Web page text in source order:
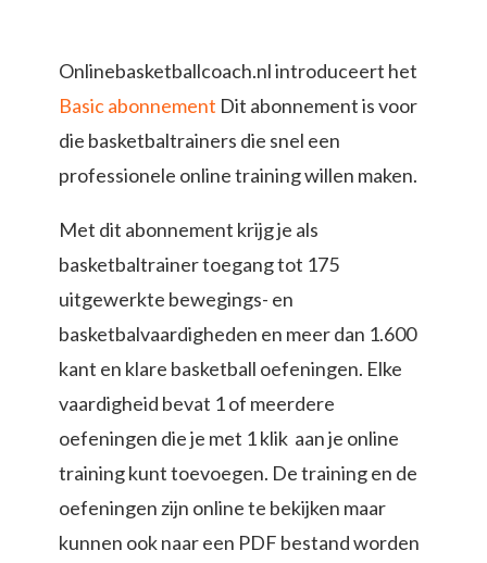
Onlinebasketballcoach.nl introduceert het
Basic abonnement Dit abonnement is voor
die basketbaltrainers die snel een
professionele online training willen maken.
Met dit abonnement krijg je als
basketbaltrainer toegang tot 175
uitgewerkte bewegings- en
basketbalvaardigheden en meer dan 1.600
kant en klare basketball oefeningen. Elke
vaardigheid bevat 1 of meerdere
oefeningen die je met 1 klik aan je online
training kunt toevoegen. De training en de
oefeningen zijn online te bekijken maar
kunnen ook naar een PDF bestand worden